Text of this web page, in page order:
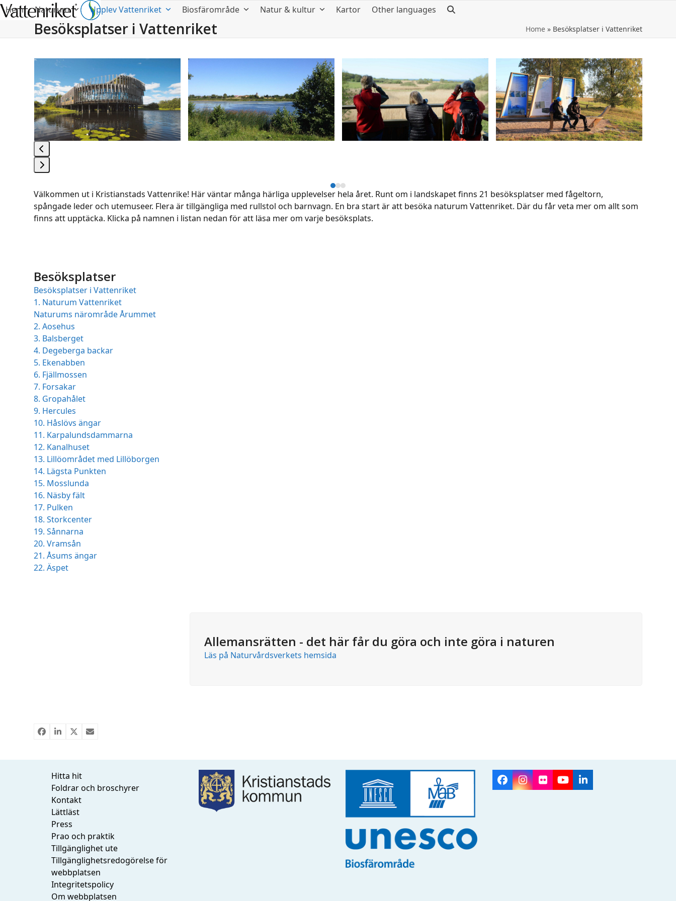
Hem Naturum Upplev Vattenriket Biosfärområde Natur & kultur Kartor Other languages
Besöksplatser i Vattenriket Home» Besöksplatser i Vattenriket
Use
the
left
and
right
arrow
keys
to
access
the
navigation
buttons
escape
to
go
Press
escape
to
go
Välkommen ut i Kristianstads Vattenrike! Här väntar många härliga upplevelser hela året. Runt om i landskapet finns 21 besöksplatser med fågeltorn,
spångade leder och utemuseer. Flera är tillgängliga med rullstol och barnvagn. En bra start är att besöka naturum Vattenriket. Där du får veta mer om allt som
finns att upptäcka. Klicka på namnen i listan nedan för att läsa mer om varje besöksplats.
Besöksplatser
Besöksplatser i Vattenriket
1. Naturum Vattenriket
Naturums närområde Årummet
2. Aosehus
3. Balsberget
4. Degeberga backar
5. Ekenabben
6. Fjällmossen
7. Forsakar
8. Gropahålet
9. Hercules
10. Håslövs ängar
11. Karpalundsdammarna
12. Kanalhuset
13. Lillöområdet med Lillöborgen
14. Lägsta Punkten
15. Mosslunda
16. Näsby fält
17. Pulken
18. Storkcenter
19. Sånnarna
20. Vramsån
21. Åsums ängar
22. Äspet
Allemansrätten - det här får du göra och inte göra i naturen
Läs på Naturvårdsverkets hemsida
Hitta hit
Foldrar och broschyrer
Kontakt
Lättläst
Press
Prao och praktik
Tillgänglighet ute
Tillgänglighetsredogörelse för
webbplatsen
Integritetspolicy
Om webbplatsen
Facebook
Instagram
FlickrYouTubeLinkedIn